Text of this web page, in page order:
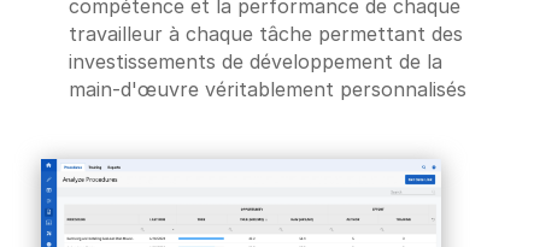
compétence et la performance de chaque
travailleur à chaque tâche permettant des
investissements de développement de la
main-d'œuvre véritablement personnalisés